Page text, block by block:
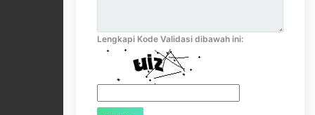
Lengkapi Kode Validasi dibawah ini: